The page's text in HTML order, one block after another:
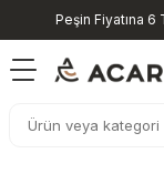
Peşin Fiyatına